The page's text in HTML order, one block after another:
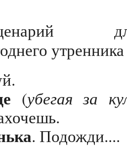
(убегая за
. Подожди....